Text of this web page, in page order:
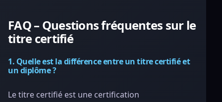
FAQ – Questions fréquentes sur le
titre certifié
1. Quelle est la différence entre un titre certifié et
un diplôme ?
Le titre certifié est une certification